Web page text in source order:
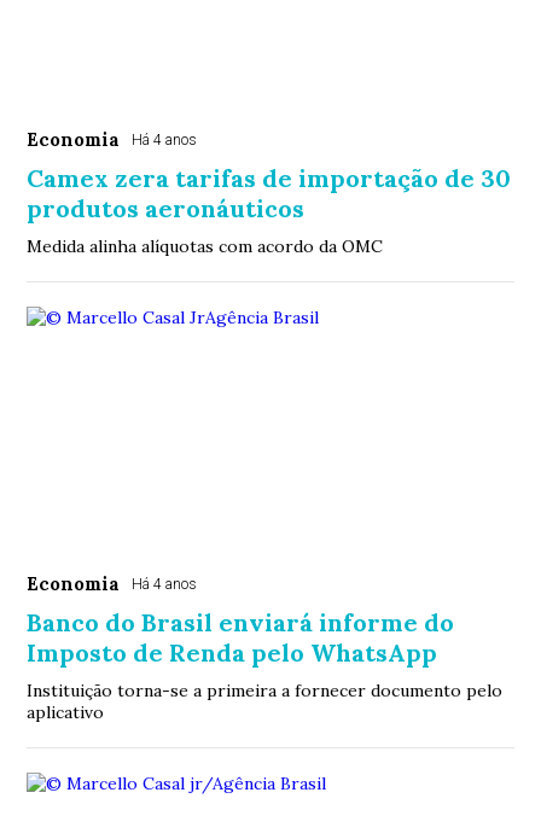
Economia Há 4 anos
Camex zera tarifas de importação de 30
produtos aeronáuticos
Medida alinha alíquotas com acordo da OMC
Economia Há 4 anos
Banco do Brasil enviará informe do
Imposto de Renda pelo WhatsApp
Instituição torna-se a primeira a fornecer documento pelo
aplicativo